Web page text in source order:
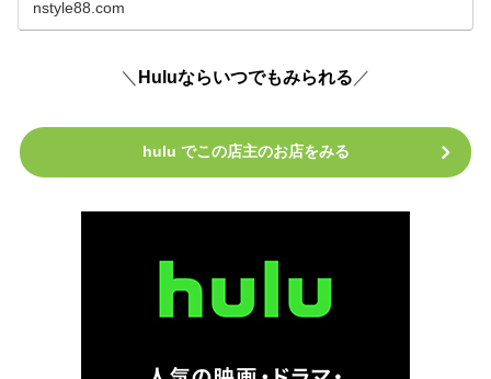
nstyle88.com
＼ Huluならいつでもみられる ／
hulu でこの店主のお店をみる